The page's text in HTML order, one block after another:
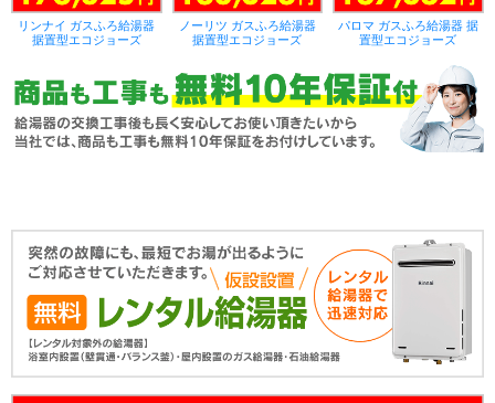
リンナイ ガスふろ給湯器
据置型エコジョーズ
ノーリツ ガスふろ給湯器
据置型エコジョーズ
パロマ ガスふろ給湯器 据
置型エコジョーズ